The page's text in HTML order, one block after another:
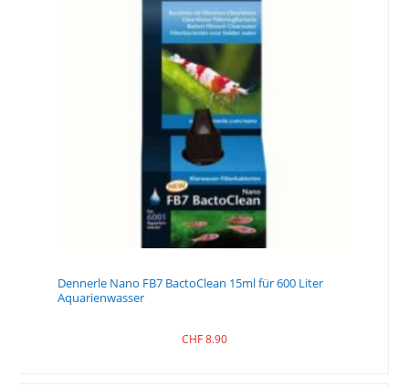
Dennerle Nano FB7 BactoClean 15ml für 600 Liter
Aquarienwasser
CHF8.90